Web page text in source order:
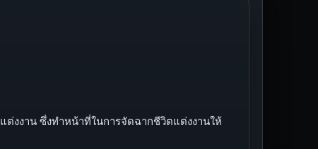
ต่งงาน ซึ่งทำหน้าที่ในการจัดฉากชีวิตแต่งงานให้